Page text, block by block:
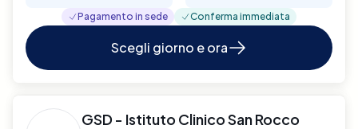
Pagamento in sede Conferma immediata
Scegli giorno e ora
GSD - Istituto Clinico San Rocco